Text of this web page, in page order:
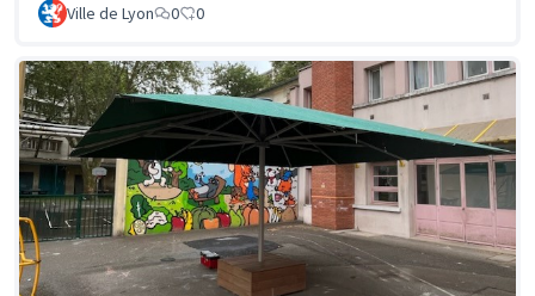
Ville de Lyon 0 0